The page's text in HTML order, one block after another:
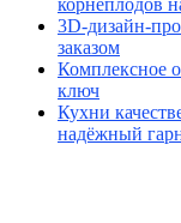
корнеплодов
3D-дизайн-
заказом
Комплексное
ключ
Кухни
надёжный